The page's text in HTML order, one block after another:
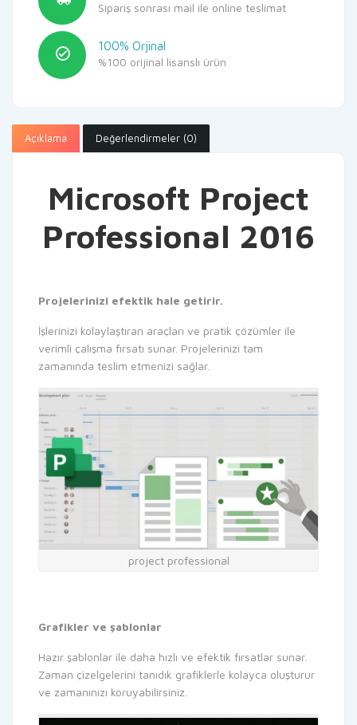
Sipariş sonrası mail ile online teslimat
100% Orjinal
%100 orijinal lisanslı ürün
Açıklama Değerlendirmeler (0)
Microsoft Project
Professional 2016
Projelerinizi efektik hale getirir.
İşlerinizi kolaylaştıran araçları ve pratik çözümler ile
verimli çalışma fırsatı sunar. Projelerinizi tam
zamanında teslim etmenizi sağlar.
project professional
Grafikler ve şablonlar
Hazır şablonlar ile daha hızlı ve efektik fırsatlar sunar.
Zaman çizelgelerini tanıdık grafiklerle kolayca oluşturur
ve zamanınızı koruyabilirsiniz.